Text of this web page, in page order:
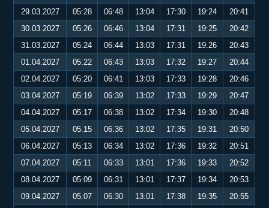
29.03.2027
05:28 06:48 13:04 17:30 19:24
20:41
30.03.2027
05:26 06:46 13:04 17:31 19:25
20:42
31.03.2027
05:24 06:44 13:03 17:31 19:26
20:43
01.04.2027
05:22 06:43 13:03 17:32 19:27
20:44
02.04.2027
05:20 06:41 13:03 17:33 19:28
20:46
03.04.2027
05:19 06:39 13:02 17:33 19:29
20:47
04.04.2027
05:17 06:38 13:02 17:34 19:30
20:48
05.04.2027
05:15 06:36 13:02 17:35 19:31
20:50
06.04.2027
05:13 06:34 13:02 17:36 19:32
20:51
07.04.2027
05:11 06:33 13:01 17:36 19:33
20:52
08.04.2027
05:09 06:31 13:01 17:37 19:34
20:53
09.04.2027
05:07 06:30 13:01 17:38 19:35 20:55